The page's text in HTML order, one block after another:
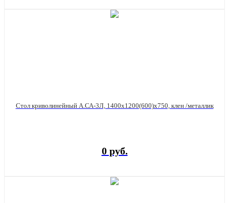
Стол криволинейный А.СА-3Л, 1400х1200(600)х750, клен /металлик
0 руб.